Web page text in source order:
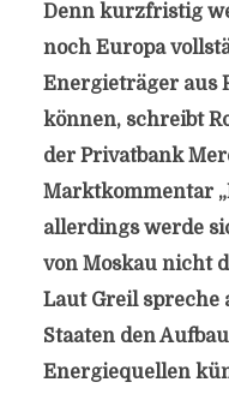
Denn kurzfristig
noch Europa
Energieträger aus
können, schreibt
der Privatbank
Marktkommentar
allerdings werde
von Moskau nicht
Laut Greil spreche
Staaten den
Energiequellen